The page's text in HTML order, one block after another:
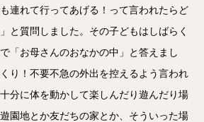
連れて行ってあげる！って言われたらど
と質問しました。その子どもはしばらく
「お母さんのおなかの中」と答えまし
り！不要不急の外出を控えるよう言われ
分に体を動かして楽しんだり遊んだり場
園地とか友だちの家とか、そういった場